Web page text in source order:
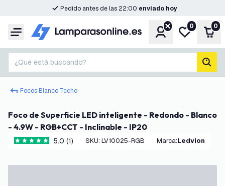
Pedido antes de las 22:00 enviado hoy
Menú CuentaMi lista de
0 0
¿Qué está buscando?
Focos Blanco Techo
Foco de Superficie LED inteligente - Redondo - Blanco
- 4.9W - RGB+CCT - Inclinable - IP20
5 estrellas de puntuación
5.0 (1) SKU: LV10025-RGB Marca: Ledvion